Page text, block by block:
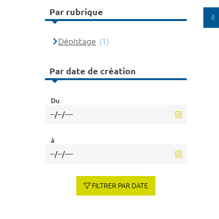
Par rubrique
Dépistage (1)
Par date de création
Du
à
FILTRER PAR DATE